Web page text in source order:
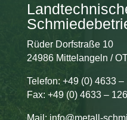
Rüder Dorfstraße 10
24986 Mittelangeln /
Telefon: +49 (0) 4633 –
Fax: +49 (0) 4633 –